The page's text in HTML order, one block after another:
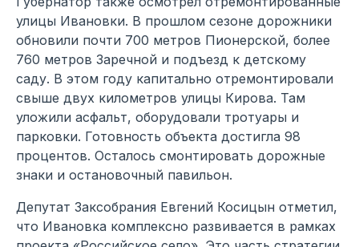
улицы Ивановки. В прошлом сезоне дорожники
обновили почти 700 метров Пионерской, более
760 метров Заречной и подъезд к детскому
саду. В этом году капитально отремонтировали
свыше двух километров улицы Кирова. Там
уложили асфальт, оборудовали тротуары и
парковки. Готовность объекта достигла 98
процентов. Осталось смонтировать дорожные
знаки и остановочный павильон.
Депутат Заксобрания Евгений Косицын отметил,
что Ивановка комплексно развивается в рамках